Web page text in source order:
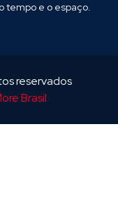
tempo e o espaço.
reservados
Brasil